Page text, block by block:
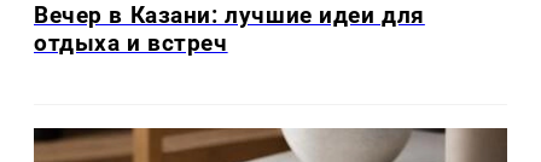
Вечер в Казани: лучшие идеи для
отдыха и встреч